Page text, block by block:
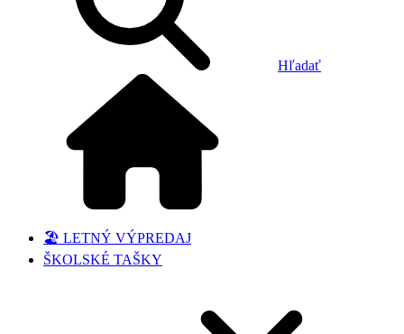
Hľadať
🏖️ LETNÝ VÝPREDAJ
ŠKOLSKÉ TAŠKY